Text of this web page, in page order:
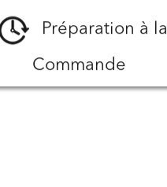
Préparation à la
Commande